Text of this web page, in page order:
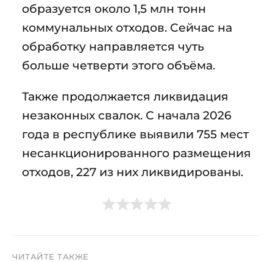
образуется около 1,5 млн тонн
коммунальных отходов. Сейчас на
обработку направляется чуть
больше четверти этого объёма.
Также продолжается ликвидация
незаконных свалок. С начала 2026
года в республике выявили 755 мест
несанкционированного размещения
отходов, 227 из них ликвидированы.
ЧИТАЙТЕ ТАКЖЕ